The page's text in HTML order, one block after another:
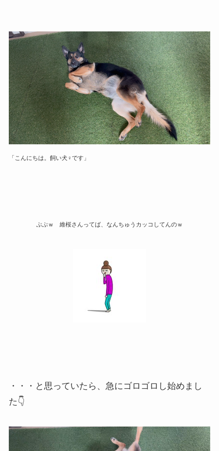
「こんにちは。飼い犬♀です」
ぷぷｗ 維桜さんってば、なんちゅうカッコしてんのｗ
・・・と思っていたら、急にゴロゴロし始めまし
た👇
動